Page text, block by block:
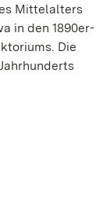
Mittelalters
in den 1890er-
Die